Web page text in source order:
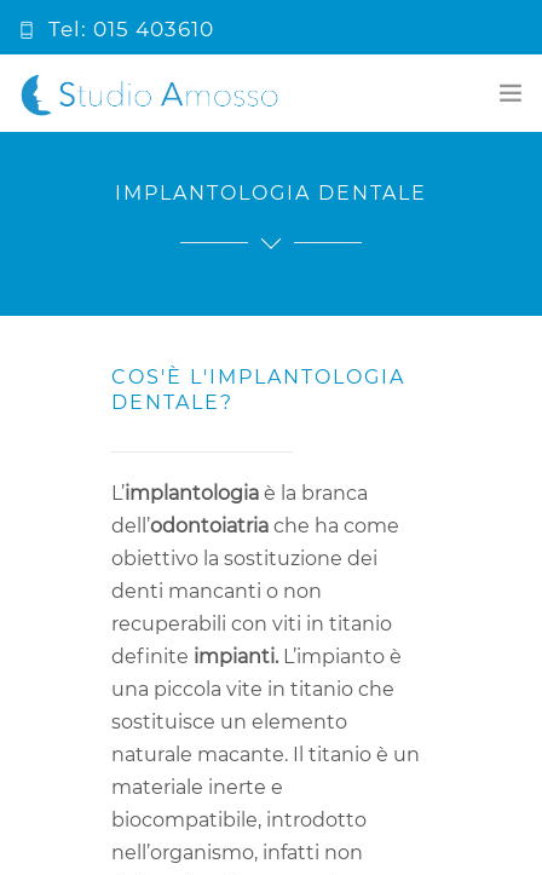
Tel: 015 403610
info@studioamosso.it
PRONTO SOCCORSO
CONTATTI
IMPLANTOLOGIA DENTALE
COS'È L'IMPLANTOLOGIA
DENTALE?
L’implantologia è la branca
dell’odontoiatriache ha come
obiettivo la sostituzione dei
denti mancanti o non
recuperabili con viti in titanio
definite impianti. L’impianto è
una piccola vite in titanio che
sostituisce un elemento
naturale macante. Il titanio è un
materiale inerte e
biocompatibile, introdotto
nell’organismo, infatti non